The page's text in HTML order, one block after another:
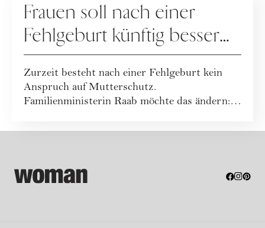
Frauen soll nach einer
Fehlgeburt künftig besser
geholfen werden
Zurzeit besteht nach einer Fehlgeburt kein
Anspruch auf Mutterschutz.
Familienministerin Raab möchte das ändern: